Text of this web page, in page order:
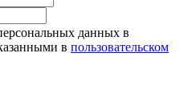
данных в
в пользовательском